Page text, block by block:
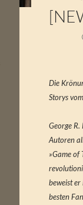
Die
Storys
George
Autoren
»Game of
beweist er
besten